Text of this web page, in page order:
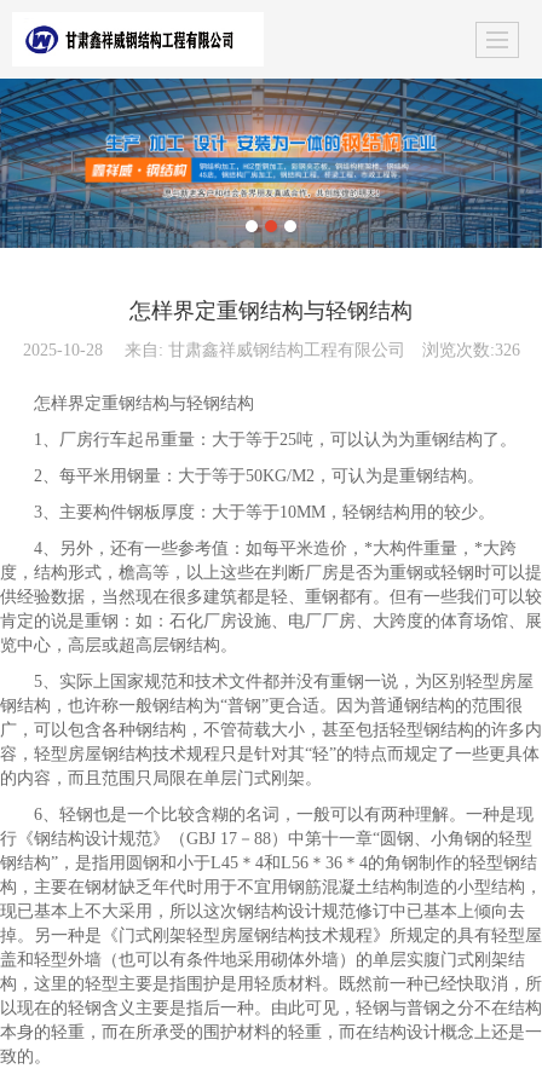
怎样界定重钢结构与轻钢结构
2025-10-28 来自: 甘肃鑫祥威钢结构工程有限公司 浏览次数:326
怎样界定重钢结构与轻钢结构
1、厂房行车起吊重量：大于等于25吨，可以认为为重钢结构了。
2、每平米用钢量：大于等于50KG/M2，可认为是重钢结构。
3、主要构件钢板厚度：大于等于10MM，轻钢结构用的较少。
4、另外，还有一些参考值：如每平米造价，*大构件重量，*大跨
度，结构形式，檐高等，以上这些在判断厂房是否为重钢或轻钢时可以提
供经验数据，当然现在很多建筑都是轻、重钢都有。但有一些我们可以较
肯定的说是重钢：如：石化厂房设施、电厂厂房、大跨度的体育场馆、展
览中心，高层或超高层钢结构。
5、实际上国家规范和技术文件都并没有重钢一说，为区别轻型房屋
钢结构，也许称一般钢结构为“普钢”更合适。因为普通钢结构的范围很
广，可以包含各种钢结构，不管荷载大小，甚至包括轻型钢结构的许多内
容，轻型房屋钢结构技术规程只是针对其“轻”的特点而规定了一些更具体
的内容，而且范围只局限在单层门式刚架。
6、轻钢也是一个比较含糊的名词，一般可以有两种理解。一种是现
行《钢结构设计规范》（GBJ 17－88）中第十一章“圆钢、小角钢的轻型
钢结构”，是指用圆钢和小于L45＊4和L56＊36＊4的角钢制作的轻型钢结
构，主要在钢材缺乏年代时用于不宜用钢筋混凝土结构制造的小型结构，
现已基本上不大采用，所以这次钢结构设计规范修订中已基本上倾向去
掉。另一种是《门式刚架轻型房屋钢结构技术规程》所规定的具有轻型屋
盖和轻型外墙（也可以有条件地采用砌体外墙）的单层实腹门式刚架结
构，这里的轻型主要是指围护是用轻质材料。既然前一种已经快取消，所
以现在的轻钢含义主要是指后一种。由此可见，轻钢与普钢之分不在结构
本身的轻重，而在所承受的围护材料的轻重，而在结构设计概念上还是一
致的。